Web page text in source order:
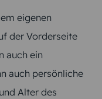
eigenen
der Vorderseite
auch ein
auch persönliche
Alter des